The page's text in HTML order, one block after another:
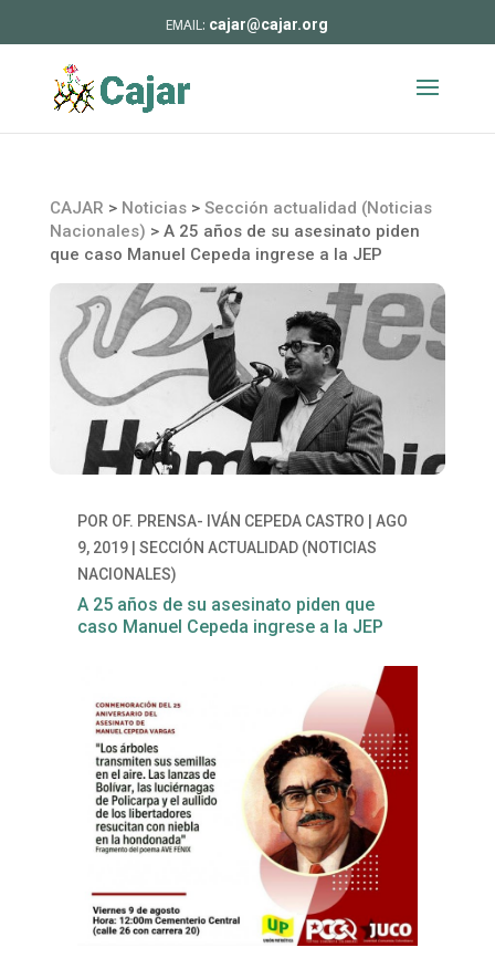
cajar@cajar.org
CAJAR > Noticias> Sección actualidad (Noticias
Nacionales) > A 25 años de su asesinato piden
que caso Manuel Cepeda ingrese a la JEP
POR OF. PRENSA- IVÁN CEPEDA CASTRO | AGO
9, 2019| SECCIÓN ACTUALIDAD (NOTICIAS
NACIONALES)
A 25 años de su asesinato piden que
caso Manuel Cepeda ingrese a la JEP